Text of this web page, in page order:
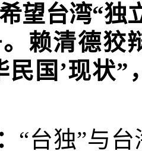
望台湾“独
赖清德狡
民国’现状
“台独”与